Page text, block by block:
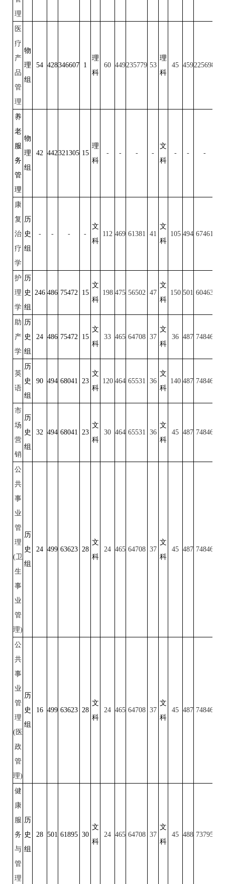
理
医
疗
产
品
管
理
物
理
组
54 428346607 1
理
科
60 449235779 53
理
科
45 459225698
养
老
服
务
管
理
物
理
组
42 442321305 15
理
科
- - - -
文
科
- - -
康
复
治
疗
学
历
史
组
- - - -
文
科
112 469 61381 41
文
科
105 494 67461
护
理
学
历
史
组
246 486 75472 15
文
科
198 475 56502 47
文
科
150 501 60463
助
产
学
历
史
组
24 486 75472 15
文
科
33 465 64708 37
文
科
36 487 74846
英
语
历
史
组
90 494 68041 23
文
科
120 464 65531 36
文
科
140 487 74846
市
场
营
销
历
史
组
32 494 68041 23
文
科
30 464 65531 36
文
科
45 487 74846
公
共
事
业
管
理
(卫
生
事
业
管
理)
历
史
组
24 499 63623 28
文
科
24 465 64708 37
文
科
45 487 74846
公
共
事
业
管
理
(医
政
管
理)
历
史
组
16 499 63623 28
文
科
24 465 64708 37
文
科
45 487 74846
健
康
服
务
与
管
理
历
史
组
28 501 61895 30
文
科
24 465 64708 37
文
科
45 488 73795